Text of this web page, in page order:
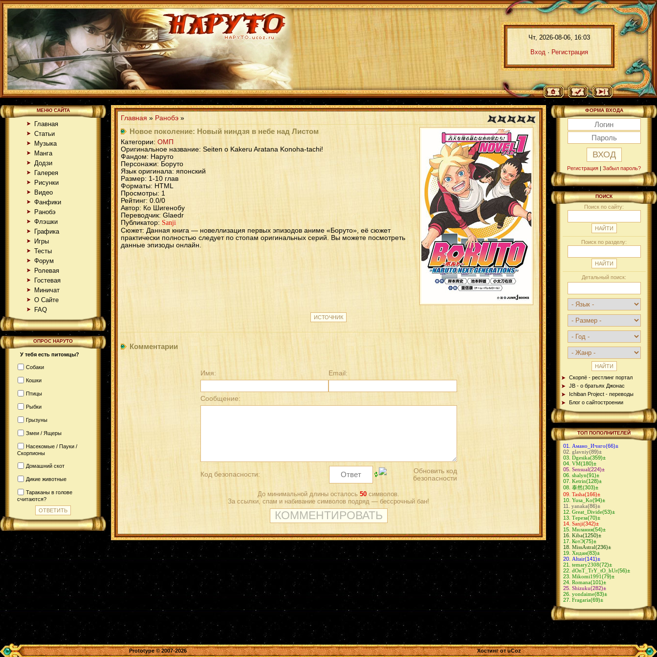
Чт, 2026-08-06, 16:03
Вход · Регистрация
МЕНЮ САЙТА
Главная
Статьи
Музыка
Манга
Додзи
Галерея
Рисунки
Видео
Фанфики
Ранобэ
Флэшки
Графика
Игры
Тесты
Форум
Ролевая
Гостевая
Миничат
О Сайте
FAQ
ОПРОС НАРУТО
У тебя есть питомцы?
Собаки
Кошки
Птицы
Рыбки
Грызуны
Змеи / Ящеры
Насекомые / Пауки /
Скорпионы
Домашний скот
Дикие животные
Тараканы в голове
считаются?
Главная » Ранобэ »
Новое поколение: Новый ниндзя в небе над Листом
Категории: ОМП
Оригинальное название: Seiten o Kakeru Aratana Konoha-tachi!
Фандом: Наруто
Персонажи: Боруто
Язык оригинала: японский
Размер: 1-10 глав
Форматы: HTML
Просмотры: 1
Рейтинг: 0.0/0
Автор: Ко Шигенобу
Переводчик: Glaedr
Публикатор: Sanji
Сюжет: Данная книга — новеллизация первых эпизодов аниме «Боруто», её сюжет
практически полностью следует по стопам оригинальных серий. Вы можете посмотреть
данные эпизоды онлайн.
ИСТОЧНИК
Комментарии
Имя: Email:
Сообщение:
Код безопасности:
До минимальной длины осталось 50 символов.
За ссылки, спам и набивание символов подряд — бессрочный бан!
ФОРМА ВХОДА
Регистрация | Забыл пароль?
ПОИСК
Поиск по сайту:
Поиск по разделу:
Детальный поиск:
Скорпё - рестлинг портал
JB - о братьях Джонас
Ichiban Project - переводы
Блог о сайтостроении
ТОП ПОПОЛНИТЕЛЕЙ
Амано_Ичиго(66)±
glavniy(89)±
Dgesika(359)±
VM(180)±
Sensual(224)±
shalyn(91)±
Ketrin(128)±
泰然(303)±
Tasha(166)±
Yusa_Ko(94)±
yanaka(86)±
Great_Divide(53)±
Тереза(70)±
Sanji(342)±
Милания(54)±
Kiba(1250)±
КотЭ(75)±
MissAstral(236)±
Хидан(83)±
Altair(141)±
temary2308(72)±
dOnT_TrY_tO_hUr(56)±
Mikomi1991(79)±
Romana(101)±
Shizuku(282)±
yondaime(83)±
Fragaria(69)±
Prototype© 2007-2026 Хостинг отuCoz